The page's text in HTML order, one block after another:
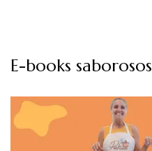
E-books saborosos